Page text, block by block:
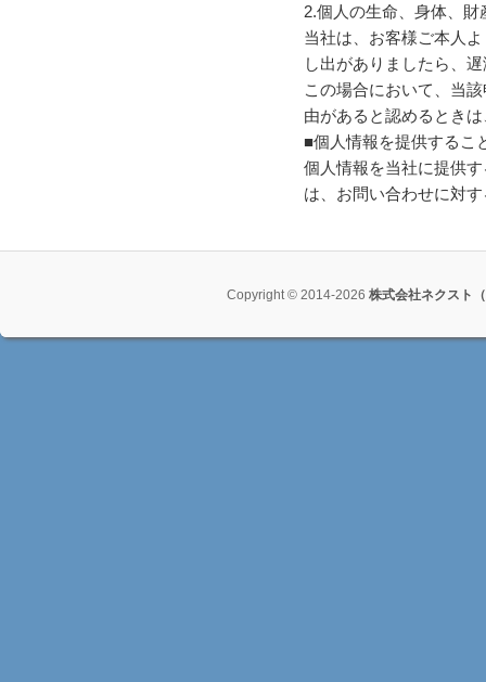
2.個人の生命、身体、
当社は、お客様ご本人
し出がありましたら、
この場合において、当
由があると認めるとき
■個人情報を提供するこ
個人情報を当社に提供
は、お問い合わせに対
Copyright © 2014-2026株式会社ネクスト